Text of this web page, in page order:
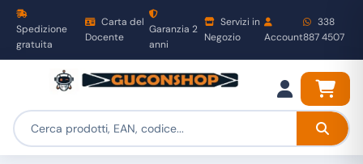
Spedizione
gratuita
Carta del
Docente
Garanzia 2
anni
Servizi in
Negozio
Account
338
887 4507